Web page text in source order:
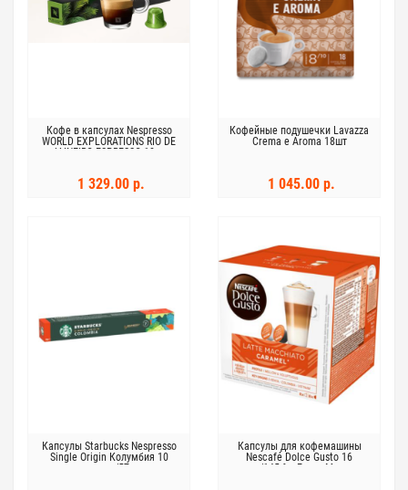
Кофе в капсулах Nespresso
WORLD EXPLORATIONS RIO DE
JAINEIRO ESPRESSO 10шт
1 329.00 р.
Кофейные подушечки Lavazza
Crema e Aroma 18шт
1 045.00 р.
Капсулы Starbucks Nespresso
Single Origin Колумбия 10
капсул/57 г
Капсулы для кофемашины
Nescafé Dolce Gusto 16
капсул/145,6 г Латте Маккиато